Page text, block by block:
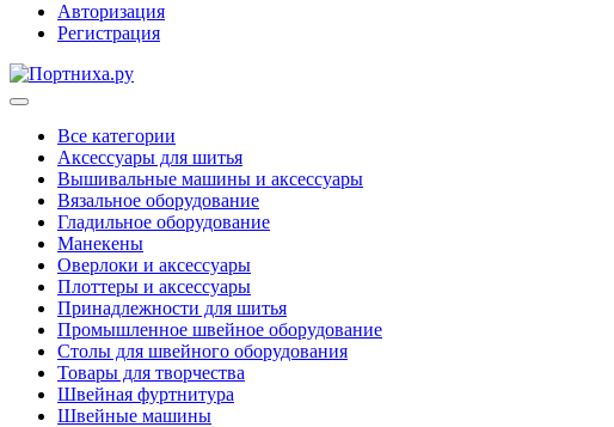
Авторизация
Регистрация
Все категории
Аксессуары для шитья
Вышивальные машины и аксессуары
Вязальное оборудование
Гладильное оборудование
Манекены
Оверлоки и аксессуары
Плоттеры и аксессуары
Принадлежности для шитья
Промышленное швейное оборудование
Столы для швейного оборудования
Товары для творчества
Швейная фуртнитура
Швейные машины